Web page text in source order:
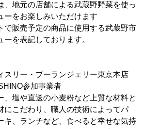
、地元の店舗による武蔵野野菜を使っ
ーをお楽しみいただけます
販売予定の商品に使用する武蔵野市
を表記しております。
スリー・ブーランジェリー東京本店
参加事業者
、塩や直送の小麦粉など上質な材料と
にこだわり、職人の技術によってパ
キ、ランチなど、食べると幸せな気持